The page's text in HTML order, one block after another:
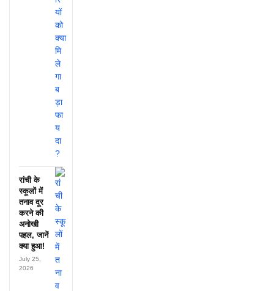
रांची के
स्कूलों में
तनाव दूर
करने की
अनोखी
पहल, जानें
क्या हुआ!
July 25,
2026